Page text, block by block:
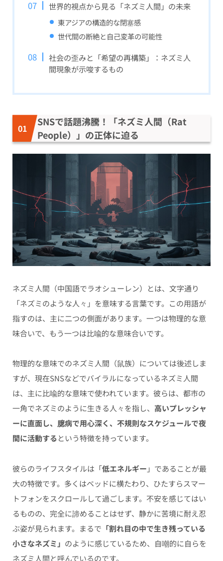
世界的視点から見る「ネズミ人間」の未来
東アジアの構造的な閉塞感
世代間の断絶と自己変革の可能性
社会の歪みと「希望の再構築」：ネズミ人
間現象が示唆するもの
SNSで話題沸騰！「ネズミ人間（Rat
People）」の正体に迫る
ネズミ人間（中国語でラオシューレン）とは、文字通り
「ネズミのような人々」を意味する言葉です。この用語が
指すのは、主に二つの側面があります。一つは物理的な意
味合いで、もう一つは比喩的な意味合いです。
物理的な意味でのネズミ人間（鼠族）については後述しま
すが、現在SNSなどでバイラルになっているネズミ人間
は、主に比喩的な意味で使われています。彼らは、都市の
一角でネズミのように生きる人々を指し、 高いプレッシャ
ーに直面し、臆病で用心深く、不規則なスケジュールで夜
間に活動する という特徴を持っています。
彼らのライフスタイルは「低エネルギー 」であることが最
大の特徴です。多くはベッドに横たわり、ひたすらスマー
トフォンをスクロールして過ごします。不安を感じてはい
るものの、完全に諦めることはせず、静かに苦境に耐え忍
ぶ姿が見られます。まるで 「割れ目の中で生き残っている
小さなネズミ」 のように感じているため、自嘲的に自らを
ネズミ人間と呼んでいるのです。